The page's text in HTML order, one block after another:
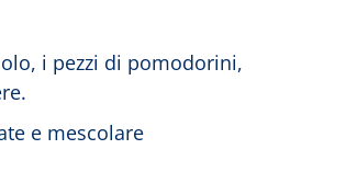
i pezzi di pomodorini,
e mescolare